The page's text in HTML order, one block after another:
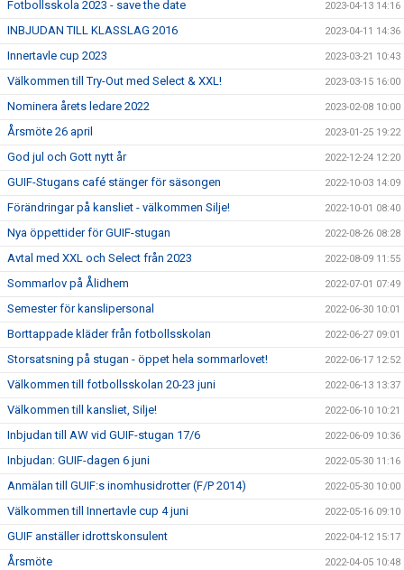
Fotbollsskola 2023 - save the date 2023-04-13 14:16
INBJUDAN TILL KLASSLAG 2016 2023-04-11 14:36
Innertavle cup 2023 2023-03-21 10:43
Välkommen till Try-Out med Select & XXL! 2023-03-15 16:00
Nominera årets ledare 2022 2023-02-08 10:00
Årsmöte 26 april 2023-01-25 19:22
God jul och Gott nytt år 2022-12-24 12:20
GUIF-Stugans café stänger för säsongen 2022-10-03 14:09
Förändringar på kansliet - välkommen Silje! 2022-10-01 08:40
Nya öppettider för GUIF-stugan 2022-08-26 08:28
Avtal med XXL och Select från 2023 2022-08-09 11:55
Sommarlov på Ålidhem 2022-07-01 07:49
Semester för kanslipersonal 2022-06-30 10:01
Borttappade kläder från fotbollsskolan 2022-06-27 09:01
Storsatsning på stugan - öppet hela sommarlovet! 2022-06-17 12:52
Välkommen till fotbollsskolan 20-23 juni 2022-06-13 13:37
Välkommen till kansliet, Silje! 2022-06-10 10:21
Inbjudan till AW vid GUIF-stugan 17/6 2022-06-09 10:36
Inbjudan: GUIF-dagen 6 juni 2022-05-30 11:16
Anmälan till GUIF:s inomhusidrotter (F/P 2014) 2022-05-30 10:00
Välkommen till Innertavle cup 4 juni 2022-05-16 09:10
GUIF anställer idrottskonsulent 2022-04-12 15:17
Årsmöte 2022-04-05 10:48